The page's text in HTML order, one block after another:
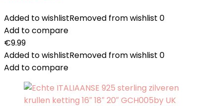
Added to wishlistRemoved from wishlist 0
Add to compare
€9.99
Added to wishlistRemoved from wishlist 0
Add to compare